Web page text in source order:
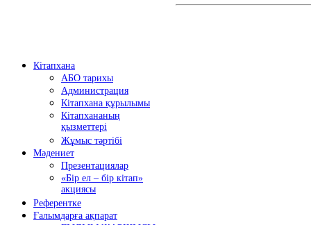
Кітапхана
АБО тарихы
Администрация
Кітапхана құрылымы
Кітапхананың
қызметтері
Жұмыс тәртібі
Мәдениет
Презентациялар
«Бір ел – бір кітап»
акциясы
Референтке
Ғалымдарға ақпарат